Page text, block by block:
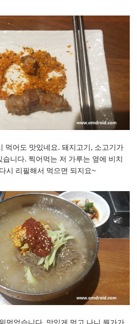
먹어도 맛있네요. 돼지고기, 소고기가
습니다. 찍어먹는 저 가루는 옆에 비치
시 리필해서 먹으면 되지요~
먹었습니다. 맛있게 먹고 나니 뭔가가